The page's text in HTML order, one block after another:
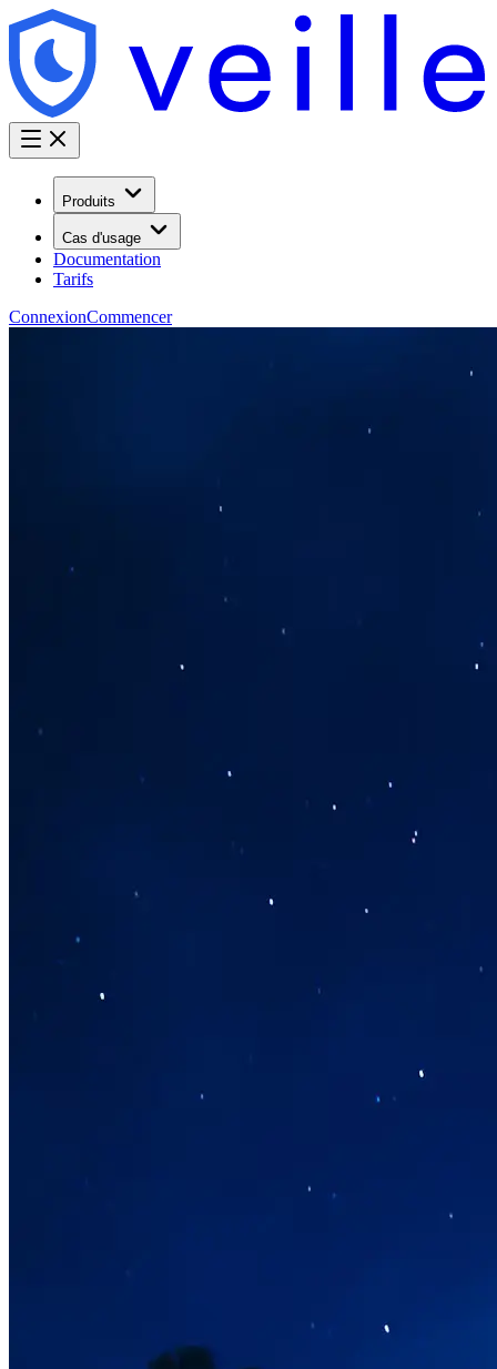
Produits
Cas d'usage
Documentation
Tarifs
ConnexionCommencer